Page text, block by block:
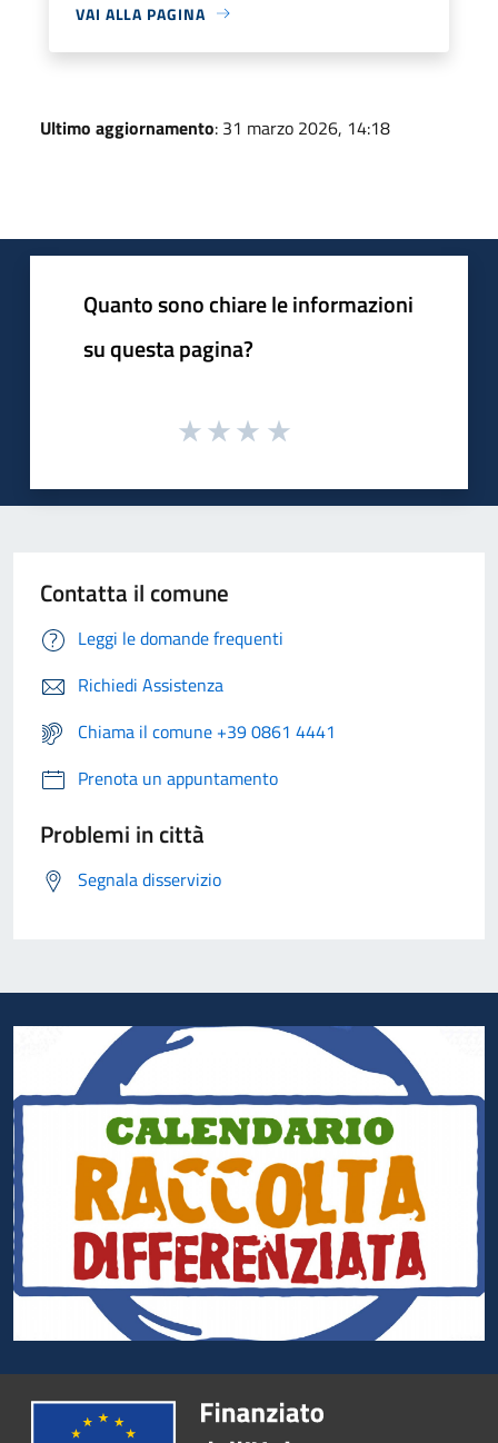
VAI ALLA PAGINA
Ultimo aggiornamento: 31 marzo 2026, 14:18
Quanto sono chiare le informazioni
su questa pagina?
Contatta il comune
Leggi le domande frequenti
Richiedi Assistenza
Chiama il comune +39 0861 4441
Prenota un appuntamento
Problemi in città
Segnala disservizio